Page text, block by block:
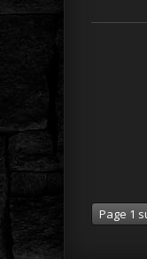
Page 1